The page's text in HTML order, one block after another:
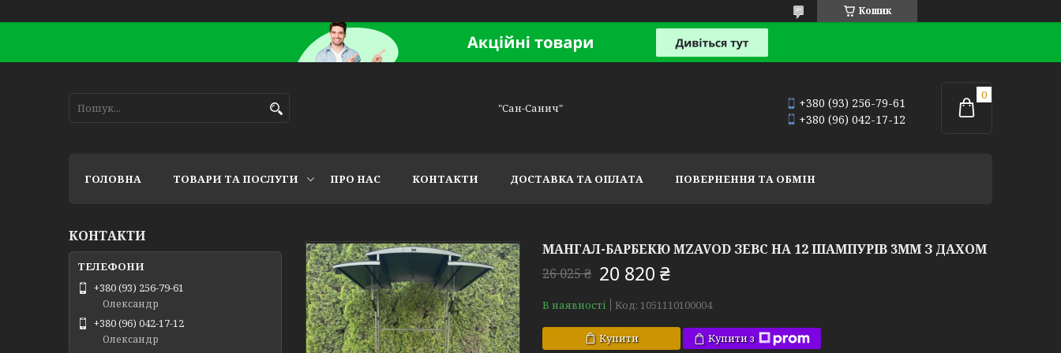
Кошик
"Сан-Санич"
+380 (93) 256-79-61
+380 (96) 042-17-12
ГОЛОВНА ТОВАРИ ТА ПОСЛУГИ ПРО НАС КОНТАКТИ ДОСТАВКА ТА ОПЛАТА ПОВЕРНЕННЯ ТА ОБМІН
МАНГАЛ-БАРБЕКЮ MZAVOD ЗЕВС НА 12 ШАМПУРІВ 3ММ З ДАХОМ
26 025 ₴ 20 820 ₴
В наявності Код: 1051110100004
Купити Купити з
КОНТАКТИ
+380 (93) 256-79-61
Олександр
+380 (96) 042-17-12
Олександр